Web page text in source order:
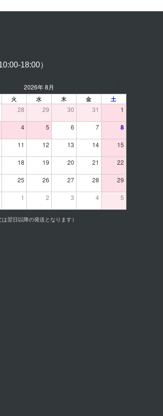
18:00）
2026年 8月
火 水 木 金 土
28 29 30 31 1
4 5 6 7 8
11 12 13 14 15
18 19 20 21 22
25 26 27 28 29
1 2 3 4 5
翌日以降の発送となります）